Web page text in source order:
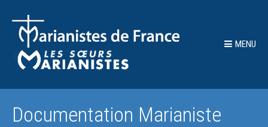
MENU
Documentation Marianiste